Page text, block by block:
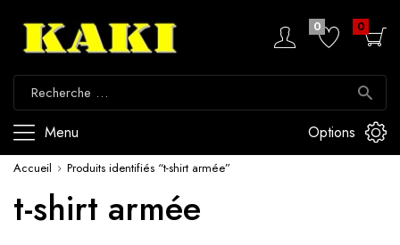
Menu Options
0 0
Accueil Produits identifiés “t-shirt armée”
t-shirt armée